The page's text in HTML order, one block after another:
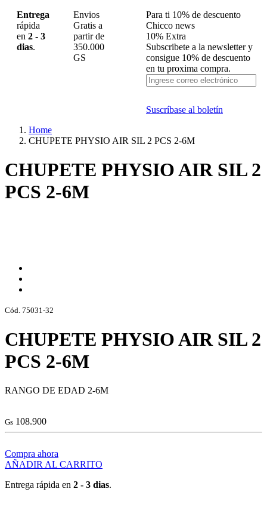
Entrega
rápida
en 2 - 3
dias.
Envios
Gratis a
partir de
350.000
GS
Para ti 10% de descuento
Chicco news
10% Extra
Subscribete a la newsletter y
consigue 10% de descuento
en tu proxima compra.
Suscríbase al boletín
Home
CHUPETE PHYSIO AIR SIL 2 PCS 2-6M
CHUPETE PHYSIO AIR SIL 2
PCS 2-6M
Cód. 75031-32
CHUPETE PHYSIO AIR SIL 2
PCS 2-6M
RANGO DE EDAD 2-6M
Gs 108.900
Compra ahora
AÑADIR AL CARRITO
Entrega rápida en 2 - 3 dias.